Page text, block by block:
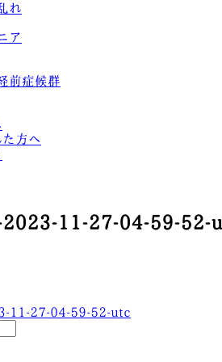
れ
ア
前症候群
方へ
11-27-04-59-52-
11-27-04-59-52-utc